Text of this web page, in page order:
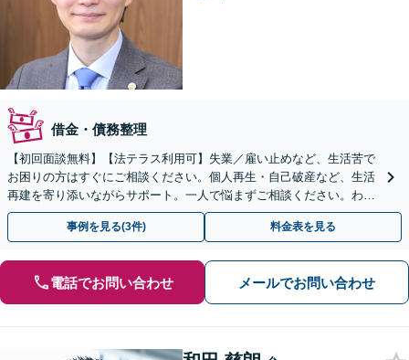
借金・債務整理
【初回面談無料】【法テラス利用可】失業／雇い止めなど、生活苦で
お困りの方はすぐにご相談ください。個人再生・自己破産など、生活
再建を寄り添いながらサポート。一人で悩まずご相談ください。わか
りやすい説明を心がけます【せんげん台駅から徒歩5分】
事例を見る(3件) 料金表を見る
電話でお問い合わせ メールでお問い合わせ